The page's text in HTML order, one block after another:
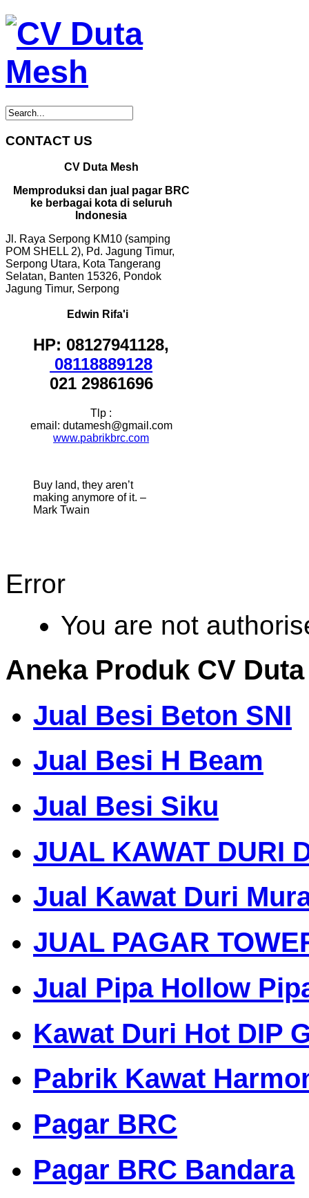
CONTACT US
CV Duta Mesh
Memproduksi dan jual pagar BRC
ke berbagai kota di seluruh
Indonesia
Jl. Raya Serpong KM10 (samping
POM SHELL 2), Pd. Jagung Timur,
Serpong Utara, Kota Tangerang
Selatan, Banten 15326, Pondok
Jagung Timur, Serpong
Edwin Rifa'i
HP: 08127941128,
08118889128
021 29861696
Tlp :
email: dutamesh@gmail.com
www.pabrikbrc.com
Buy land, they aren’t
making anymore of it. –
Mark Twain
Error
You are not
Aneka Produk CV
Jual Besi Beton SNI
Jual Besi H Beam
Jual Besi Siku
JUAL KAWAT DURI
Jual Kawat Duri
JUAL PAGAR
Jual Pipa Hollow
Kawat Duri Hot DIP
Pabrik Kawat
Pagar BRC
Pagar BRC Bandara